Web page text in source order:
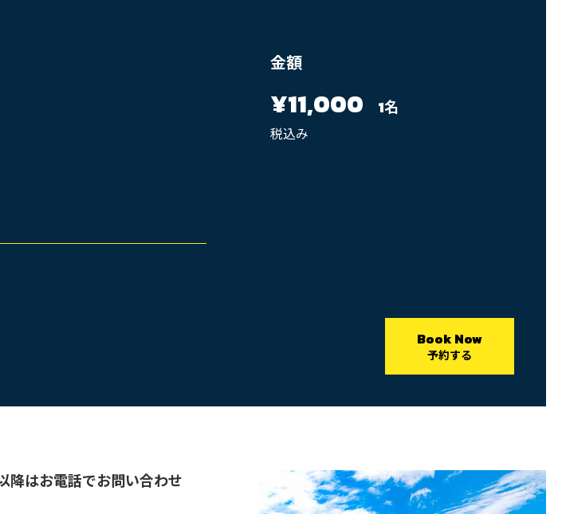
金額
¥11,000 1名
税込み
Book Now
予約する
降はお電話でお問い合わせ